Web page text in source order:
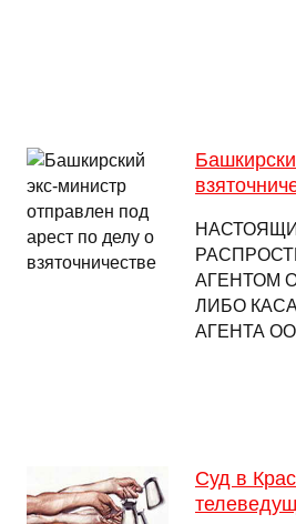
АГЕНТОМ
ЛИБО
АГЕНТА
Суд в